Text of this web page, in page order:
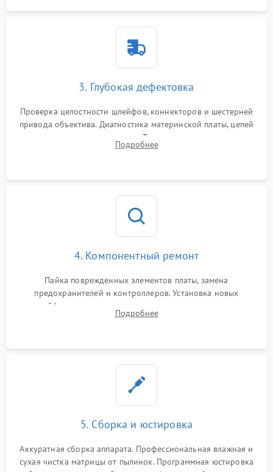
3. Глубокая дефектовка
Проверка целостности шлейфов, коннекторов и шестерней
привода объектива. Диагностика материнской платы, цепей
питания и картоприемника. Тестирование механизма
затвора и блока внутрикамерной стабилизации.
Подробнее
4. Компонентный ремонт
Пайка поврежденных элементов платы, замена
предохранителей и контроллеров. Установка новых
шлейфов, дисплея, механизма затвора или двигателя
автофокуса. Восстановление геометрии тубуса объектива
Подробнее
5. Сборка и юстировка
Аккуратная сборка аппарата. Профессиональная влажная и
сухая чистка матрицы от пылинок. Программная юстировка